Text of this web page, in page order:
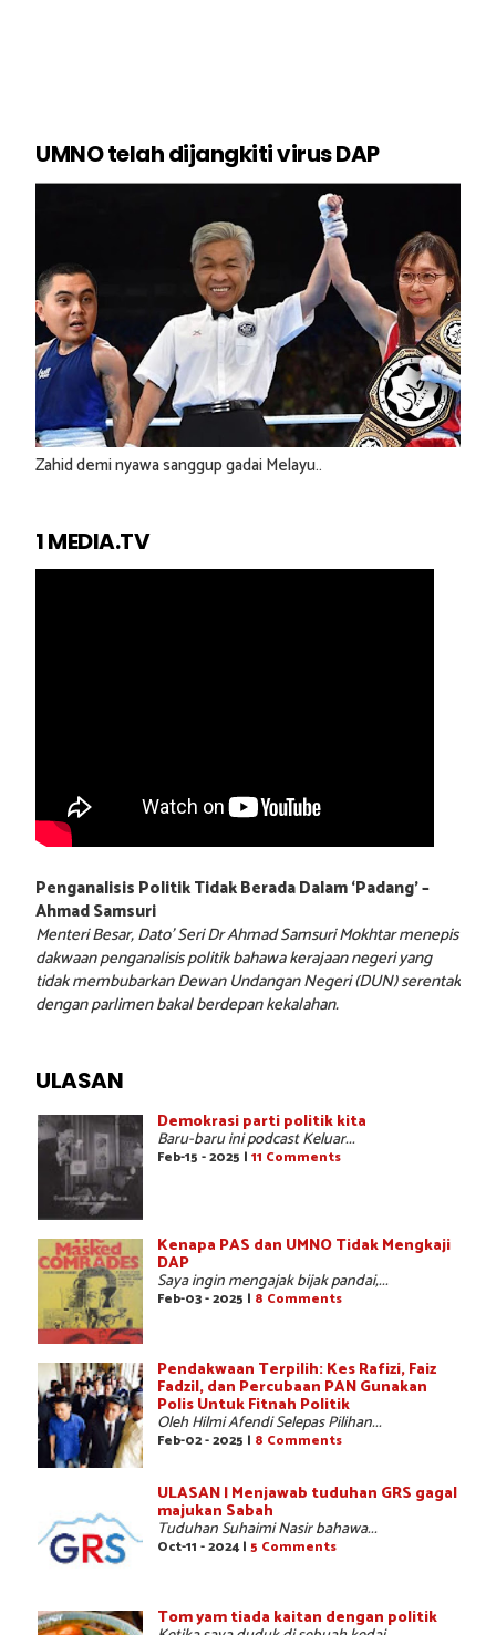
UMNO telah dijangkiti virus DAP
Zahid demi nyawa sanggup gadai Melayu..
1 MEDIA.TV
Penganalisis Politik Tidak Berada Dalam ‘Padang’ –
Ahmad Samsuri
Menteri Besar, Dato’ Seri Dr Ahmad Samsuri Mokhtar menepis
dakwaan penganalisis politik bahawa kerajaan negeri yang
tidak membubarkan Dewan Undangan Negeri (DUN) serentak
dengan parlimen bakal berdepan kekalahan.
ULASAN
Demokrasi parti politik kita
Baru-baru ini podcast Keluar...
Feb-15 - 2025 | 11 Comments
Kenapa PAS dan UMNO Tidak Mengkaji
DAP
Saya ingin mengajak bijak pandai,...
Feb-03 - 2025 | 8 Comments
Pendakwaan Terpilih: Kes Rafizi, Faiz
Fadzil, dan Percubaan PAN Gunakan
Polis Untuk Fitnah Politik
Oleh Hilmi Afendi Selepas Pilihan...
Feb-02 - 2025 | 8 Comments
ULASAN | Menjawab tuduhan GRS gagal
majukan Sabah
Tuduhan Suhaimi Nasir bahawa...
Oct-11 - 2024 | 5 Comments
Tom yam tiada kaitan dengan politik